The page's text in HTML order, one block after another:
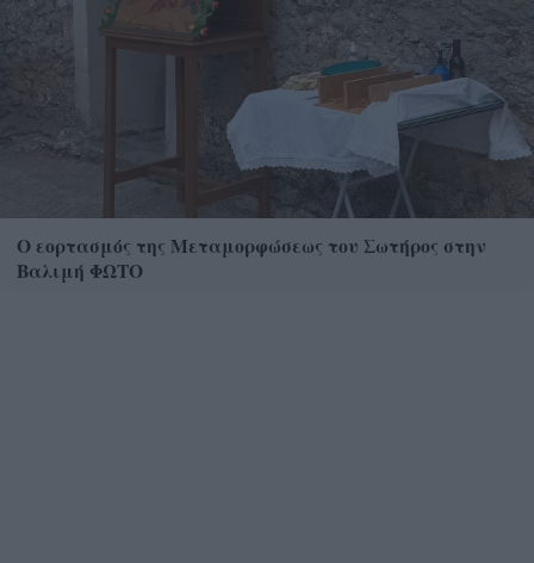
Ο εορτασμός της Μεταμορφώσεως του Σωτήρος στην
Βαλιμή ΦΩΤΟ